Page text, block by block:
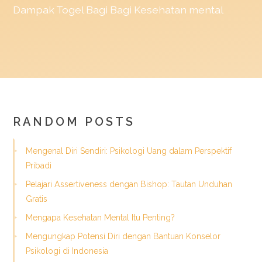
Dampak Togel Bagi Bagi Kesehatan mental
RANDOM POSTS
Mengenal Diri Sendiri: Psikologi Uang dalam Perspektif
Pribadi
Pelajari Assertiveness dengan Bishop: Tautan Unduhan
Gratis
Mengapa Kesehatan Mental Itu Penting?
Mengungkap Potensi Diri dengan Bantuan Konselor
Psikologi di Indonesia